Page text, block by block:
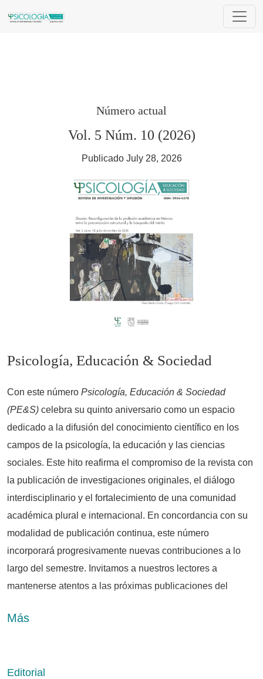
Número actual
Vol. 5 Núm. 10 (2026)
Publicado July 28, 2026
Psicología, Educación & Sociedad
Con este número Psicología, Educación & Sociedad
(PE&S) celebra su quinto aniversario como un espacio
dedicado a la difusión del conocimiento científico en los
campos de la psicología, la educación y las ciencias
sociales. Este hito reafirma el compromiso de la revista con
la publicación de investigaciones originales, el diálogo
interdisciplinario y el fortalecimiento de una comunidad
académica plural e internacional. En concordancia con su
modalidad de publicación continua, este número
incorporará progresivamente nuevas contribuciones a lo
largo del semestre. Invitamos a nuestros lectores a
mantenerse atentos a las próximas publicaciones del
México: entre la precarización estructural y la búsqueda del
Más
Editorial